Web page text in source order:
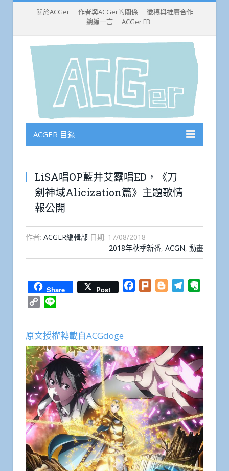
關於ACGer 作者與ACGer的關係
徵稿與推廣合作
總編一言
ACGer FB
ACGER 目錄
LiSA唱OP藍井艾露唱ED，《刀
劍神域Alicization篇》主題歌情
報公開
作者: ACGER編輯部 日期: 17/08/2018
2018年秋季新番, ACGN, 動畫
Share Post Facebook
Plurk BloggerTelegram
Copy
原文授權轉載自ACGdoge